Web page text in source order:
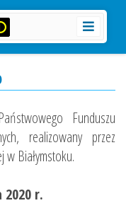
Funduszu
realizowany przez
w Białymstoku.
r.